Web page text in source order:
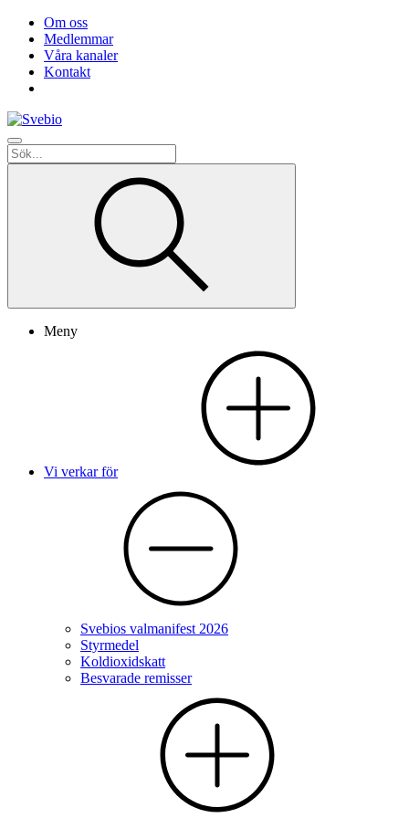
Om oss
Medlemmar
Våra kanaler
Kontakt
Meny
Vi verkar för
Svebios valmanifest 2026
Styrmedel
Koldioxidskatt
Besvarade remisser